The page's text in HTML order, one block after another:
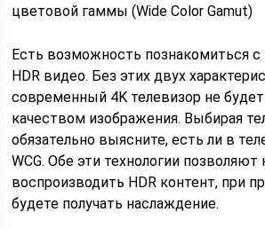
цветовой гаммы (Wide Color Gamut)
Есть возможность познакомиться
HDR видео. Без этих двух
современный 4K телевизор не
качеством изображения. Выбирая
обязательно выясните, есть ли в
WCG. Обе эти технологии позволяют
воспроизводить HDR контент, при
будете получать наслаждение.